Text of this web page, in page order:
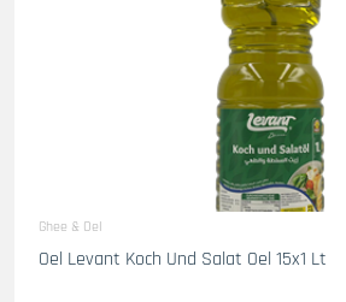
Ghee & Oel
Oel Levant Koch Und Salat Oel 15x1 Lt